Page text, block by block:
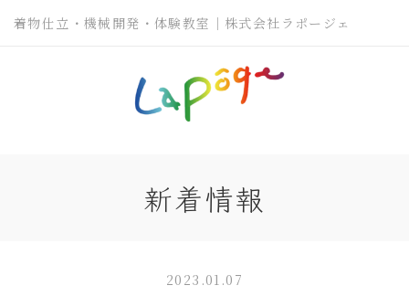
着物仕立・機械開発・体験教室｜株式会社ラポージェ
新着情報
2023.01.07